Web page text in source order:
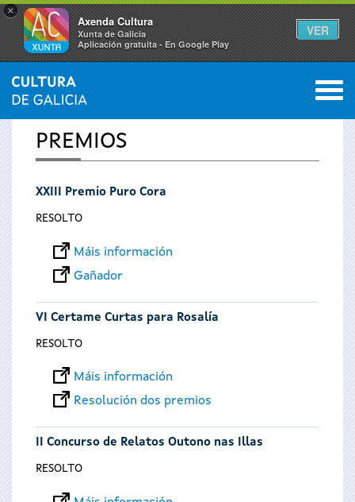
×
Axenda Cultura
Xunta de Galicia
Aplicación gratuíta - En Google Play
VER
Vostede
está
aquí
INICIO 0
PREMIOS
XXIII Premio Puro Cora
RESOLTO
Máis información
Gañador
VI Certame Curtas para Rosalía
RESOLTO
Máis información
Resolución dos premios
II Concurso de Relatos Outono nas Illas
RESOLTO